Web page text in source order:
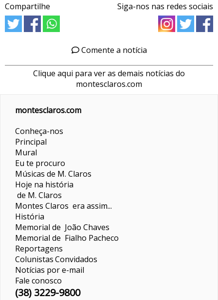
Compartilhe Siga-nos nas redes sociais
Comente a notícia
Clique aqui para ver as demais notícias do
montesclaros.com
montesclaros.com
Conheça-nos
Principal
Mural
Eu te procuro
Músicas de M. Claros
Hoje na história
de M. Claros
Montes Claros era assim...
História
Memorial de João Chaves
Memorial de Fialho Pacheco
Reportagens
ColunistasConvidados
Notícias por e-mail
Fale conosco
(38) 3229-9800